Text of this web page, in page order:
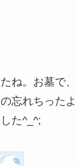
ね。お墓で
忘れちった
た^_^;